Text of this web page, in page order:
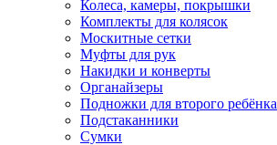
Колеса, камеры, покрышки
Комплекты для колясок
Москитные сетки
Муфты для рук
Накидки и конверты
Органайзеры
Подножки для второго ребёнка
Подстаканники
Сумки